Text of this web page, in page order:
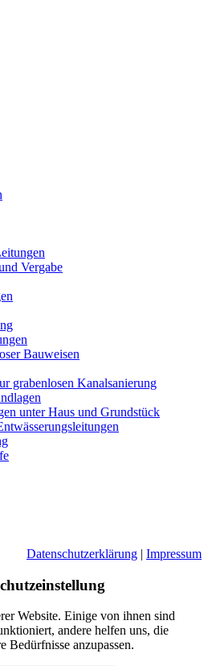
Vergabe
Bauweisen
grabenlosen Kanalsanierung
unter Haus und Grundstück
Datenschutzerklärung | Impressum
Website. Einige von ihnen sind
andere helfen uns, die
Bedürfnisse anzupassen.